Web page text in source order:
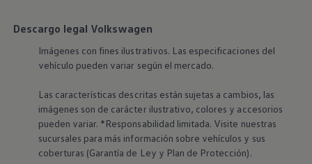
Descargo legal Volkswagen
Imágenes con fines ilustrativos. Las especificaciones del
vehículo pueden variar según el mercado.
Las características descritas están sujetas a cambios, las
imágenes son de carácter ilustrativo, colores y accesorios
pueden variar. *Responsabilidad limitada. Visite nuestras
sucursales para más información sobre vehículos y sus
coberturas (Garantía de Ley y Plan de Protección).